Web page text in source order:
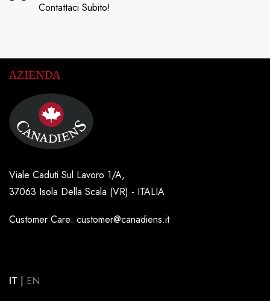
Contattaci Subito!
AZIENDA
Viale Caduti Sul Lavoro 1/A,
37063 Isola Della Scala (VR) - ITALIA
Customer Care: customer@canadiens.it
IT | EN